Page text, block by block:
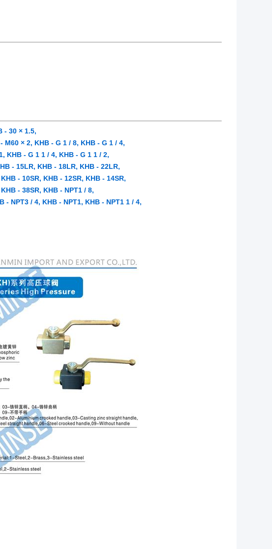
- 30 × 1.5,
M60 × 2, KHB - G 1 / 8, KHB - G 1 / 4,
KHB - G 1 1 / 4, KHB - G 1 1 / 2,
- 15LR, KHB - 18LR, KHB - 22LR,
- 10SR, KHB - 12SR, KHB - 14SR,
- 38SR, KHB - NPT1 / 8,
- NPT3 / 4, KHB - NPT1, KHB - NPT1 1 / 4,